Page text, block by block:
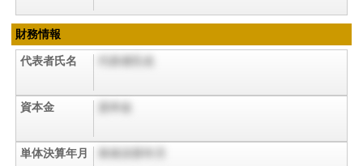
財務情報
代表者氏名
資本金
単体決算年月